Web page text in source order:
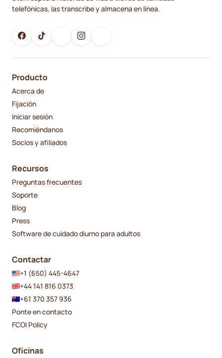
telefónicas, las transcribe y almacena en línea.
Producto
Acerca de
Fijación
Iniciar sesión
Recomiéndanos
Socios y afiliados
Recursos
Preguntas frecuentes
Soporte
Blog
Press
Software de cuidado diurno para adultos
Contactar
+1 (650) 445-4647
+44 141 816 0373
+61 370 357 936
Ponte en contacto
FCOI Policy
Oficinas